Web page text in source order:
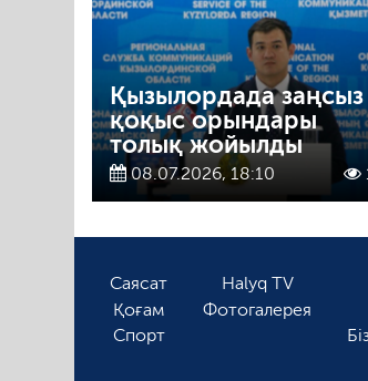
Қызылордада заңсыз
қоқыс орындары
толық жойылды
08.07.2026, 18:10
Саясат
Қоғам
Спорт
Halyq TV
Фотогалерея